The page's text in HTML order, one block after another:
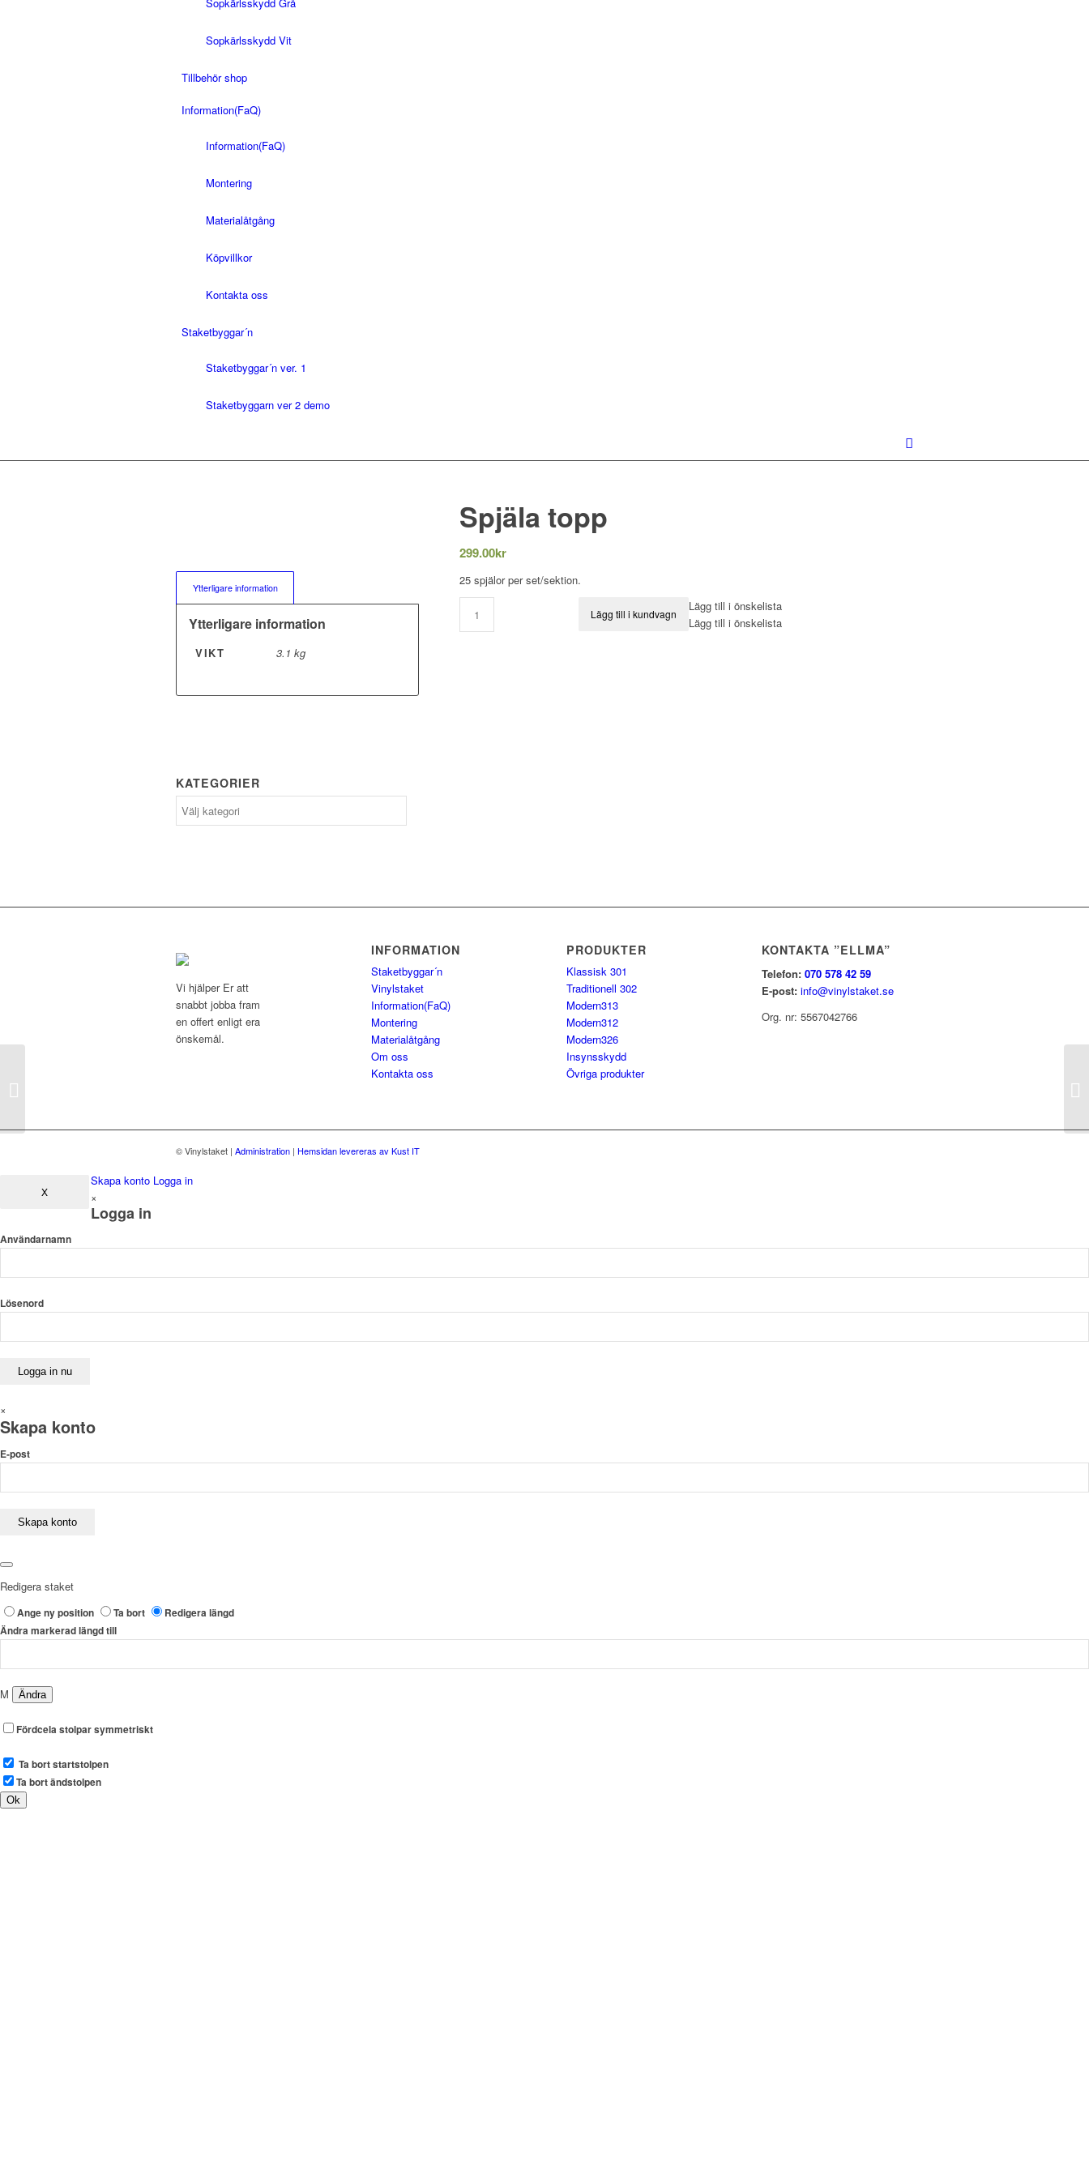
Sopkärlsskydd Vit
Tillbehör shop
Information(FaQ)
Information(FaQ)
Montering
Materialåtgång
Köpvillkor
Kontakta oss
Staketbyggar´n
Staketbyggar´n ver. 1
Staketbyggarn ver 2 demo
Ytterligare information
Ytterligare information
VIKT 3.1 kg
KATEGORIER
Spjäla topp
299.00kr
25 spjälor per set/sektion.
Lägg till i kundvagn
Lägg till i önskelista
Lägg till i önskelista
Vi hjälper Er att
snabbt jobba fram
en offert enligt era
önskemål.
INFORMATION
Staketbyggar´n
Vinylstaket
Information(FaQ)
Montering
Materialåtgång
Om oss
Kontakta oss
PRODUKTER
Klassisk 301
Traditionell 302
Modern313
Modern312
Modern326
Insynsskydd
Övriga produkter
KONTAKTA ”ELLMA”
Telefon:070 578 42 59
E-post:info@vinylstaket.se
Org. nr: 5567042766
© Vinylstaket | Administration | Hemsidan levereras av Kust IT
X
Skapa konto Logga in
×
Logga in
Användarnamn
Lösenord
×
Skapa konto
E-post
Redigera staket
Ange ny position Ta bort
Redigera längd
Ändra markerad längd till
M
Fördcela stolpar symmetriskt
Ta bort startstolpen
Ta bort ändstolpen